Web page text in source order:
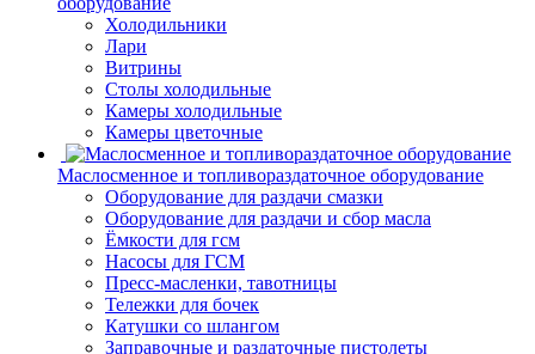
Холодильники
Лари
Витрины
Столы холодильные
Камеры холодильные
Камеры цветочные
Маслосменное и топливораздаточное оборудование
Оборудование для раздачи смазки
Оборудование для раздачи и сбор масла
Ёмкости для гсм
Насосы для ГСМ
Пресс-масленки, тавотницы
Тележки для бочек
Катушки со шлангом
Заправочные и раздаточные пистолеты